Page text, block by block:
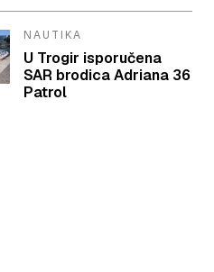
NAUTIKA
U Trogir isporučena
SAR brodica Adriana 36
Patrol